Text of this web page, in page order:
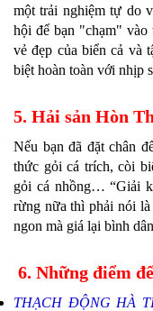
một trải nghiệm tự do
hội để bạn "chạm" vào
vẻ đẹp của biển cả và
biệt hoàn toàn với nhịp
5. Hải sản Hòn
Nếu bạn đã đặt chân
thức gỏi cá trích, còi
gỏi cá nhồng… “Giải
rừng nữa thì phải nói
ngon mà giá lại bình dân
6. Những điểm
THẠCH ĐỘNG HÀ